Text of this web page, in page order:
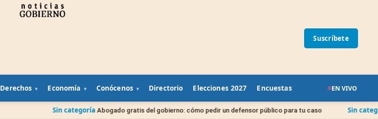
Suscríbete
Derechos Economía Conócenos Directorio Elecciones 2027 Encuestas EN VIVO
Abogado gratis del gobierno: cómo pedir un defensor público para tu caso Sin categoría Juicio de